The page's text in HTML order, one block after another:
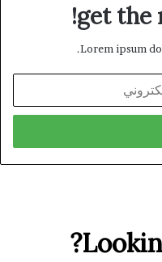
get the
Lorem ipsum